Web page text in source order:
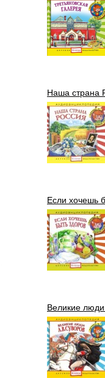
Наша страна
Если хочешь
Великие